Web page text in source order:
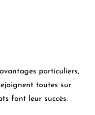
particuliers,
toutes sur
font leur succès.